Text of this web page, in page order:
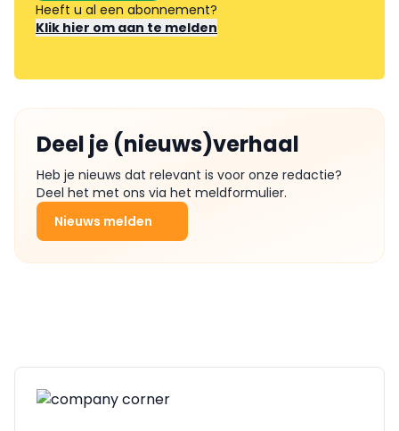
Heeft u al een abonnement?
Klik hier om aan te melden
Deel je (nieuws)verhaal
Heb je nieuws dat relevant is voor onze redactie?
Deel het met ons via het meldformulier.
Nieuws melden